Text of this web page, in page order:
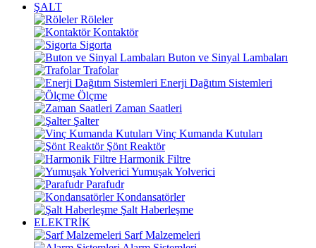
ŞALT
Röleler
Kontaktör
Sigorta
Buton ve Sinyal Lambaları
Trafolar
Enerji Dağıtım Sistemleri
Ölçme
Zaman Saatleri
Şalter
Vinç Kumanda Kutuları
Şönt Reaktör
Harmonik Filtre
Yumuşak Yolverici
Parafudr
Kondansatörler
Şalt Haberleşme
ELEKTRİK
Sarf Malzemeleri